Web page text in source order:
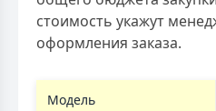
стоимость укажут
оформления заказа.
Модель